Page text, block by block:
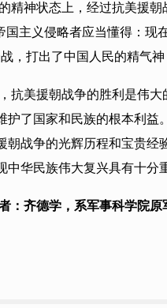
精神状态上，经过抗美援
国主义侵略者应当懂得：现
，打出了中国人民的精气
抗美援朝战争的胜利是伟
护了国家和民族的根本利益
朝战争的光辉历程和宝贵经
中华民族伟大复兴具有十分
者：齐德学，系军事科学院